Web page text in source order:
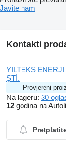
Javite nam
Kontakti
YILTEKS
ŞTİ.
Provjereni
Na lageru: 30
12 godina na